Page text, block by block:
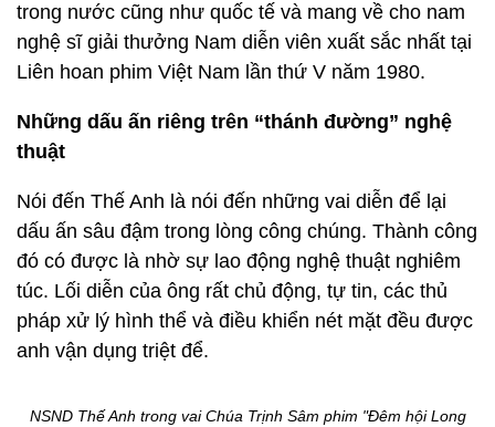
trong nước cũng như quốc tế và mang về cho nam
nghệ sĩ giải thưởng Nam diễn viên xuất sắc nhất tại
Liên hoan phim Việt Nam lần thứ V năm 1980.
Những dấu ấn riêng trên “thánh đường” nghệ
thuật
Nói đến Thế Anh là nói đến những vai diễn để lại
dấu ấn sâu đậm trong lòng công chúng. Thành công
đó có được là nhờ sự lao động nghệ thuật nghiêm
túc. Lối diễn của ông rất chủ động, tự tin, các thủ
pháp xử lý hình thể và điều khiển nét mặt đều được
anh vận dụng triệt để.
NSND Thế Anh trong vai Chúa Trịnh Sâm phim "Đêm hội Long